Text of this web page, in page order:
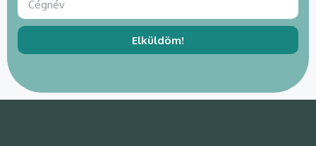
Elküldöm!